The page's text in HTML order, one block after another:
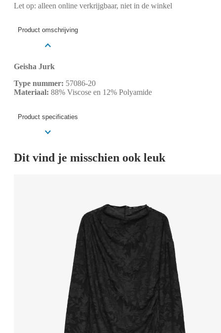
Let op: alleen online verkrijgbaar, niet in de winkel
Product omschrijving
Geisha Jurk
Type nummer: 57086-20
Materiaal: 88% Viscose en 12% Polyamide
Product specificaties
Dit vind je misschien ook leuk